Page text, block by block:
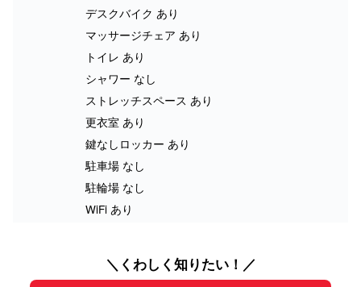
デスクバイク あり
マッサージチェア あり
トイレ あり
シャワー なし
ストレッチスペース あり
更衣室 あり
鍵なしロッカー あり
駐車場 なし
駐輪場 なし
WiFi あり
＼くわしく知りたい！／